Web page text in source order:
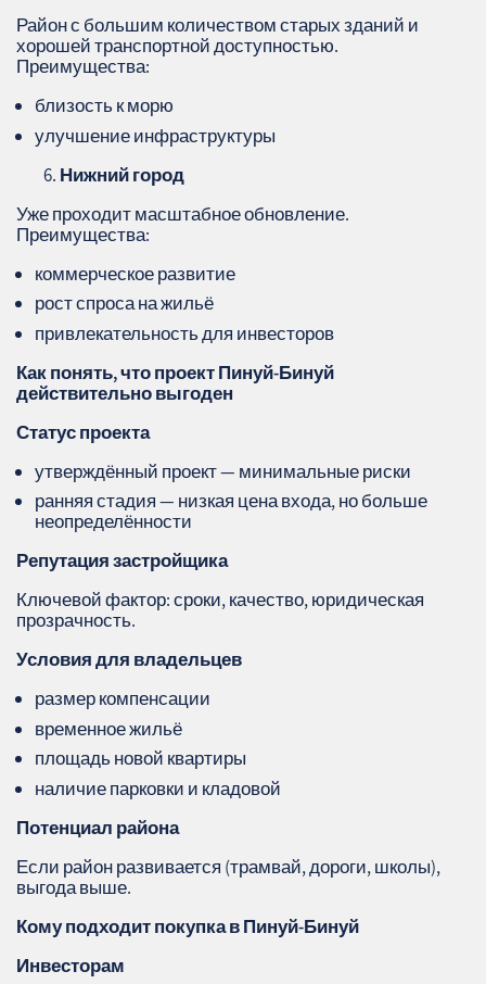
Район с большим количеством старых зданий и
хорошей транспортной доступностью.
Преимущества:
близость к морю
улучшение инфраструктуры
Нижний город
Уже проходит масштабное обновление.
Преимущества:
коммерческое развитие
рост спроса на жильё
привлекательность для инвесторов
Как понять, что проект Пинуй‑Бинуй
действительно выгоден
Статус проекта
утверждённый проект — минимальные риски
ранняя стадия — низкая цена входа, но больше
неопределённости
Репутация застройщика
Ключевой фактор: сроки, качество, юридическая
прозрачность.
Условия для владельцев
размер компенсации
временное жильё
площадь новой квартиры
наличие парковки и кладовой
Потенциал района
Если район развивается (трамвай, дороги, школы),
выгода выше.
Кому подходит покупка в Пинуй‑Бинуй
Инвесторам